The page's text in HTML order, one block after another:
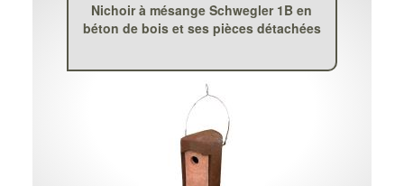
Nichoir à mésange Schwegler 1B en
béton de bois et ses pièces détachées